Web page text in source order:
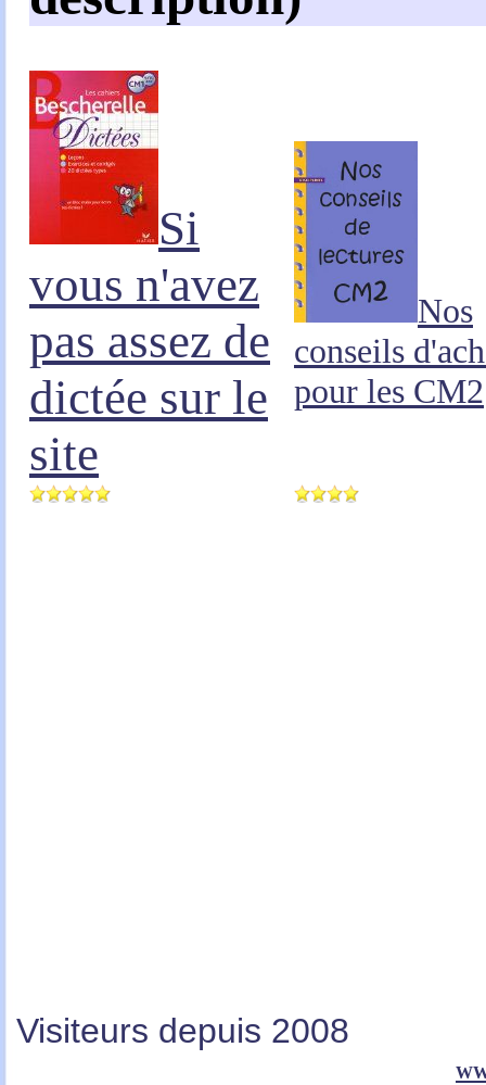
Si
vous n'avez
pas assez de
dictée sur le
site
Nos
conseils
pour les CM2
Visiteurs depuis 2008